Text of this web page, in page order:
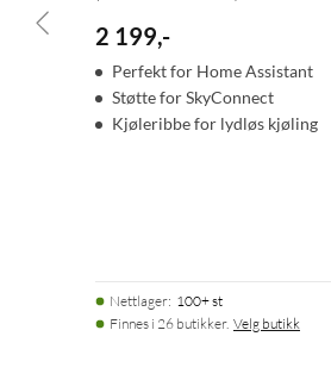
2 199,-
Perfekt for Home Assistant
Støtte for SkyConnect
Kjøleribbe for lydløs kjøling
Nettlager: 100+ st
Finnes i 26 butikker. Velg butikk